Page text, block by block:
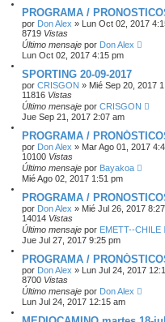
PROGRAMA /
por Don Alex » Lun Oct 02, 2017
8719 Vistas
Último mensaje por Don Alex
Lun Oct 02, 2017 4:15 pm
SPORTING 20-09-2017
por CRISGON » Mié Sep 20, 2017
11816 Vistas
Último mensaje por CRISGON
Jue Sep 21, 2017 2:07 am
PROGRAMA /
por Don Alex » Mar Ago 01, 2017
10100 Vistas
Último mensaje por Bayakoa
Mié Ago 02, 2017 1:51 pm
PROGRAMA /
por Don Alex » Mié Jul 26, 2017
14014 Vistas
Último mensaje por EMETT--CHILE
Jue Jul 27, 2017 9:25 pm
PROGRAMA /
por Don Alex » Lun Jul 24, 2017
8700 Vistas
Último mensaje por Don Alex
Lun Jul 24, 2017 12:15 am